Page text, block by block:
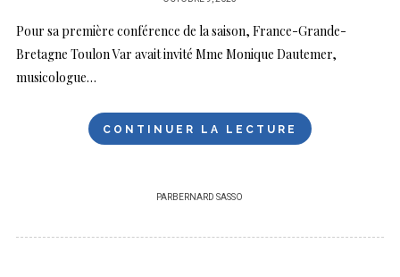
Pour sa première conférence de la saison, France-Grande-
Bretagne Toulon Var avait invité Mme Monique Dautemer,
musicologue…
CONTINUER LA LECTURE
PARBERNARD SASSO